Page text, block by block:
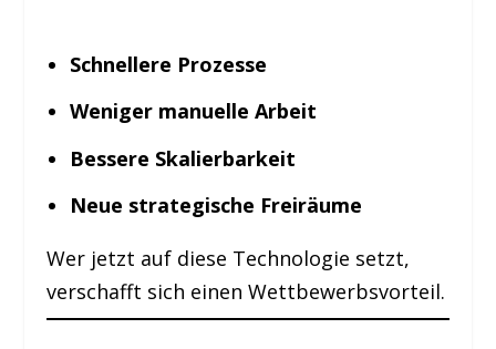
Schnellere Prozesse
Weniger manuelle Arbeit
Bessere Skalierbarkeit
Neue strategische Freiräume
Wer jetzt auf diese Technologie setzt,
verschafft sich einen Wettbewerbsvorteil.